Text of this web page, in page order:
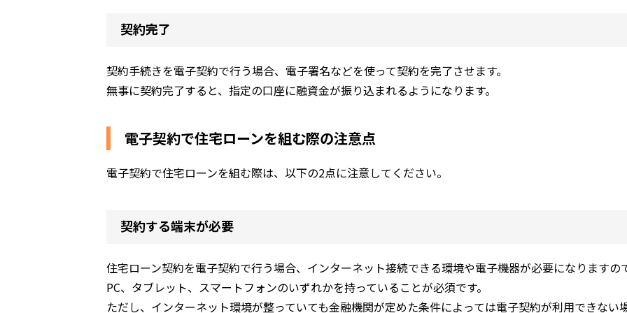
契約完了
契約手続きを電子契約で行う場合、電子署名などを使って契約を完了させます。
無事に契約完了すると、指定の口座に融資金が振り込まれるようになります。
電子契約で住宅ローンを組む際の注意点
電子契約で住宅ローンを組む際は、以下の2点に注意してください。
契約する端末が必要
住宅ローン契約を電子契約で行う場合、インターネット接続できる環境や電子機器が必要になりますの
PC、タブレット、スマートフォンのいずれかを持っていることが必須です。
ただし、インターネット環境が整っていても金融機関が定めた条件によっては電子契約が利用できない